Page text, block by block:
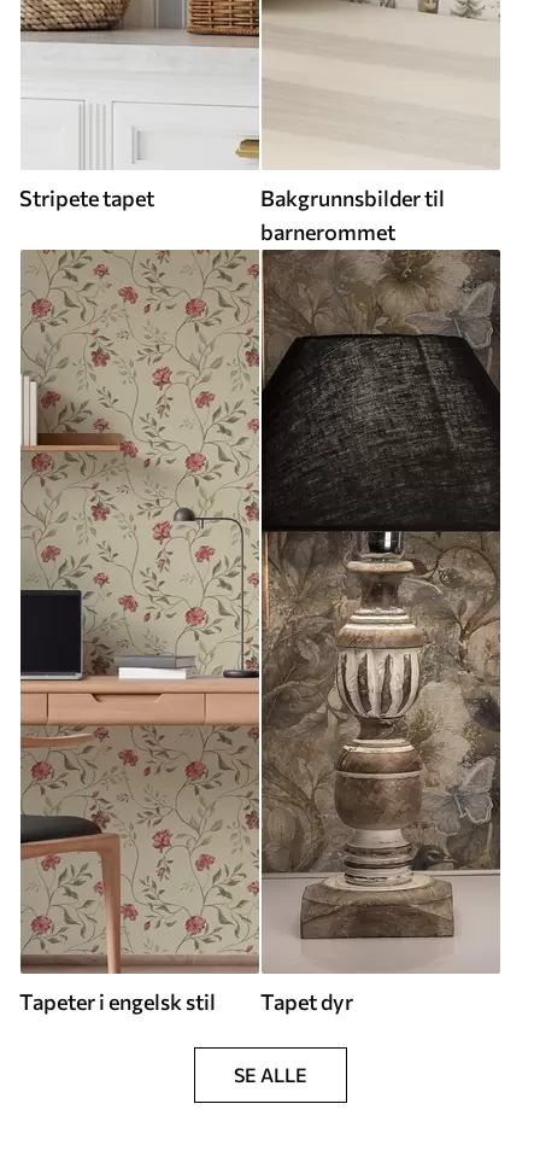
Stripete tapet
Bakgrunnsbilder til
barnerommet
Tapeter i engelsk stil Tapet dyr
SE ALLE